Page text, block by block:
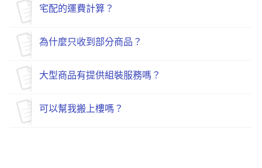
宅配的運費計算？
為什麼只收到部分商品？
大型商品有提供組裝服務嗎？
可以幫我搬上樓嗎？